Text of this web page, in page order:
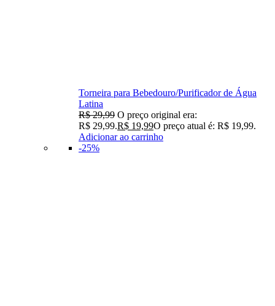
Torneira para Bebedouro/Purificador de Água
Latina
R$29,99 O preço original era:
R$ 29,99.R$ 19,99O preço atual é: R$ 19,99.
Adicionar ao carrinho
-25%